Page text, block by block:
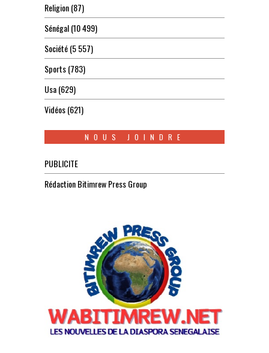
Religion(87)
Sénégal(10 499)
Société(5 557)
Sports(783)
Usa(629)
Vidéos(621)
NOUS JOINDRE
PUBLICITE
Rédaction Bitimrew Press Group